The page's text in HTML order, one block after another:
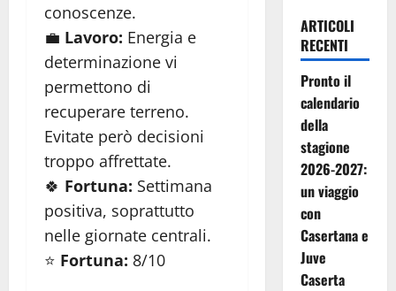
conoscenze.
💼 Lavoro: Energia e
determinazione vi
permettono di
recuperare terreno.
Evitate però decisioni
troppo affrettate.
🍀 Fortuna: Settimana
positiva, soprattutto
nelle giornate centrali.
⭐ Fortuna: 8/10
ARTICOLI
RECENTI
Pronto il
calendario
della
stagione
2026-2027:
un viaggio
con
Casertana e
Juve
Caserta